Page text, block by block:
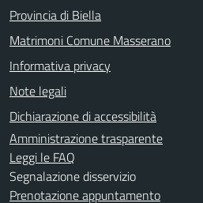
Provincia di Biella
Matrimoni Comune Masserano
Informativa privacy
Note legali
Dichiarazione di accessibilità
Amministrazione trasparente
Leggi le FAQ
Segnalazione disservizio
Prenotazione appuntamento